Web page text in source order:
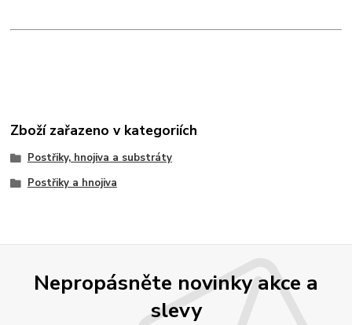
Zboží zařazeno v kategoriích
Postřiky, hnojiva a substráty
Postřiky a hnojiva
Nepropásněte novinky akce a
slevy